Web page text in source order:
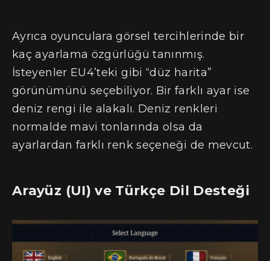
Ayrıca oyunculara görsel tercihlerinde bir
kaç ayarlama özgürlüğü tanınmış.
İsteyenler EU4’teki gibi “düz harita”
görünümünü seçebiliyor. Bir farklı ayar ise
deniz rengi ile alakalı. Deniz renkleri
normalde mavi tonlarında olsa da
ayarlardan farklı renk seçeneği de mevcut.
Arayüz (UI) ve Türkçe Dil Desteği